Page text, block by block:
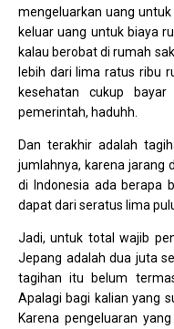
mengeluarkan uang untuk
keluar uang untuk biaya
kalau berobat di rumah
lebih dari lima ratus ribu
kesehatan cukup
pemerintah, haduhh.
Dan terakhir adalah
jumlahnya, karena jarang
di Indonesia ada berapa
dapat dari seratus lima
Jadi, untuk total wajib
Jepang adalah dua juta
tagihan itu belum
Apalagi bagi kalian yang
Karena pengeluaran